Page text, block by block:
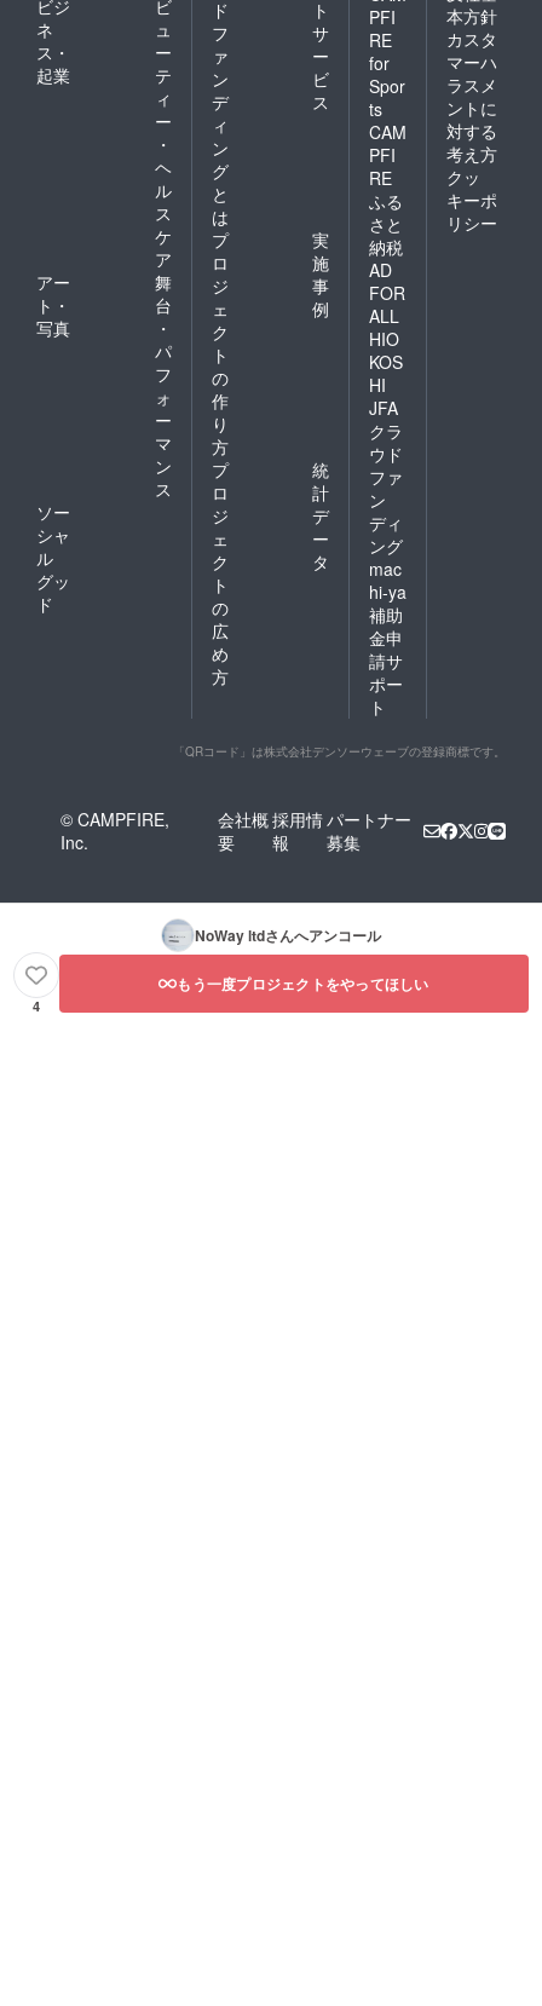
ビジ
ネ
ス・
起業
ビ
ュ
ー
テ
ィ
ー
・
ヘ
ル
ス
ケ
ア
アー
ト・
写真
舞
台
・
パ
フ
ォ
ー
マ
ン
ス
ソー
シャ
ル
グッ
ド
ド
フ
ァ
ン
デ
ィ
ン
グ
と
は
ト
サ
ー
ビ
ス
プ
ロ
ジ
ェ
ク
ト
の
作
り
方
実
施
事
例
プ
ロ
ジ
ェ
ク
ト
の
広
め
方
統
計
デ
ー
タ
PFI
RE
for
Spor
ts
CAM
PFI
RE
ふる
さと
納税
AD
FOR
ALL
HIO
KOS
HI
JFA
クラ
ウド
ファ
ン
ディ
ング
mac
hi-ya
補助
金申
請サ
ポー
ト
本方針
カスタ
マーハ
ラスメ
ントに
対する
考え方
クッ
キーポ
リシー
「QRコード」は株式会社デンソーウェーブの登録商標です。
© CAMPFIRE,
Inc.
会社概
要
採用情
報
パートナー
募集
NoWay ltdさんへアンコール
4
もう一度プロジェクトをやってほしい